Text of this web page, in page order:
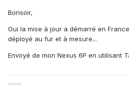
Bonsoir,
Oui la mise à jour a démarré en
déployé au fur et à mesure...
Envoyé de mon Nexus 6P en utilisant